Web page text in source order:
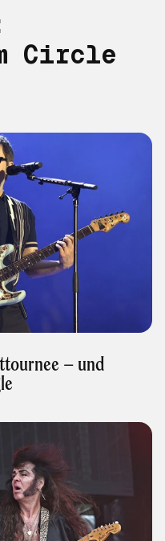
Circle
– und